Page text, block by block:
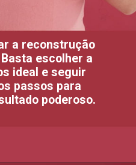
a reconstrução
escolher a
ideal e seguir
passos para
poderoso.